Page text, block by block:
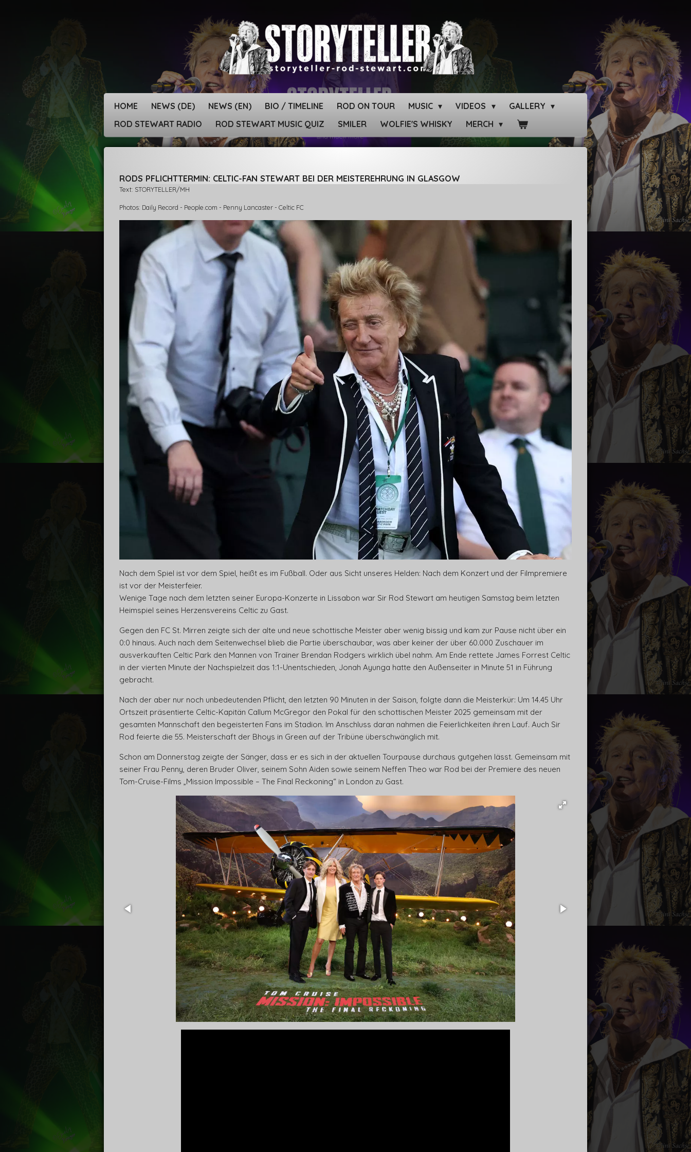
HOME NEWS (DE) NEWS (EN) BIO / TIMELINE ROD ON TOUR MUSIC VIDEOS
GALLERY
ROD STEWART RADIO
ROD STEWART MUSIC QUIZ SMILER WOLFIE'S WHISKY MERCH
RODS PFLICHTTERMIN: CELTIC-FAN STEWART BEI DER MEISTEREHRUNG IN GLASGOW
Text: STORYTELLER/MH
Photos: Daily Record - People.com - Penny Lancaster - Celtic FC
Nach dem Spiel ist vor dem Spiel, heißt es im Fußball. Oder aus Sicht unseres Helden: Nach dem Konzert und der Filmpremiere
ist vor der Meisterfeier.
Wenige Tage nach dem letzten seiner Europa-Konzerte in Lissabon war Sir Rod Stewart am heutigen Samstag beim letzten
Heimspiel seines Herzensvereins Celtic zu Gast.
Gegen den FC St. Mirren zeigte sich der alte und neue schottische Meister aber wenig bissig und kam zur Pause nicht über ein
0:0 hinaus. Auch nach dem Seitenwechsel blieb die Partie überschaubar, was aber keiner der über 60.000 Zuschauer im
ausverkauften Celtic Park den Mannen von Trainer Brendan Rodgers wirklich übel nahm. Am Ende rettete James Forrest Celtic
in der vierten Minute der Nachspielzeit das 1:1-Unentschieden, Jonah Ayunga hatte den Außenseiter in Minute 51 in Führung
gebracht.
Nach der aber nur noch unbedeutenden Pflicht, den letzten 90 Minuten in der Saison, folgte dann die Meisterkür: Um 14.45 Uhr
Ortszeit präsentierte Celtic-Kapitän Callum McGregor den Pokal für den schottischen Meister 2025 gemeinsam mit der
gesamten Mannschaft den begeisterten Fans im Stadion. Im Anschluss daran nahmen die Feierlichkeiten ihren Lauf. Auch Sir
Rod feierte die 55. Meisterschaft der Bhoys in Green auf der Tribüne überschwänglich mit.
Schon am Donnerstag zeigte der Sänger, dass er es sich in der aktuellen Tourpause durchaus gutgehen lässt. Gemeinsam mit
seiner Frau Penny, deren Bruder Oliver, seinem Sohn Aiden sowie seinem Neffen Theo war Rod bei der Premiere des neuen
Tom-Cruise-Films „Mission Impossible – The Final Reckoning“ in London zu Gast.